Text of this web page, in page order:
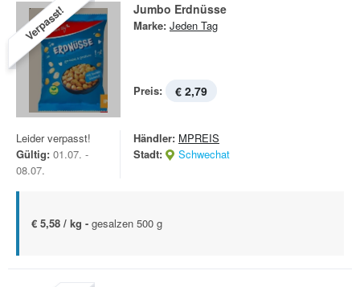
Verpasst! Jumbo Erdnüsse
Marke: Jeden Tag
Preis: € 2,79
Leider verpasst!
Gültig: 01.07. -
08.07.
Händler: MPREIS
Stadt:
Schwechat
€ 5,58 / kg - gesalzen 500 g